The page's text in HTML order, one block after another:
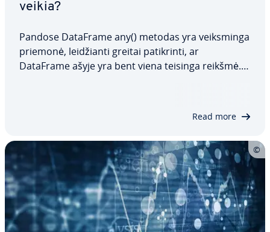
veikia?
Pandose DataFrame any() metodas yra veiks­min­ga
priemonė, lei­džian­ti greitai pa­tik­rin­ti, ar
DataFrame ašyje yra bent viena teisinga reikšmė.
Read more